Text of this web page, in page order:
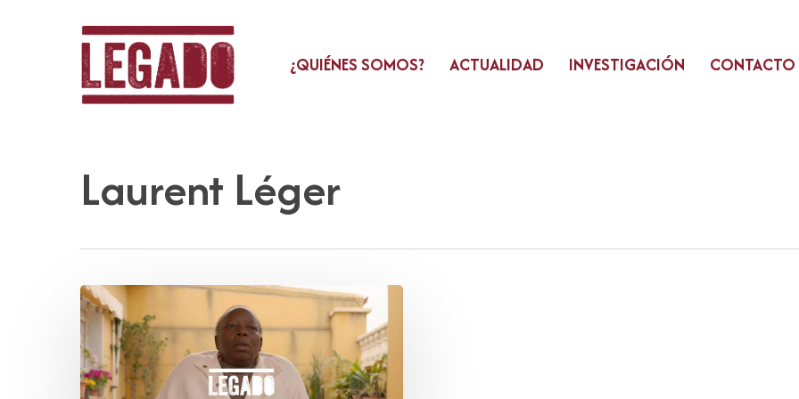
¿QUIÉNES SOMOS? ACTUALIDAD INVESTIGACIÓN CONTACTO
Laurent Léger
Legado
Afromayor:
una
apuesta
por